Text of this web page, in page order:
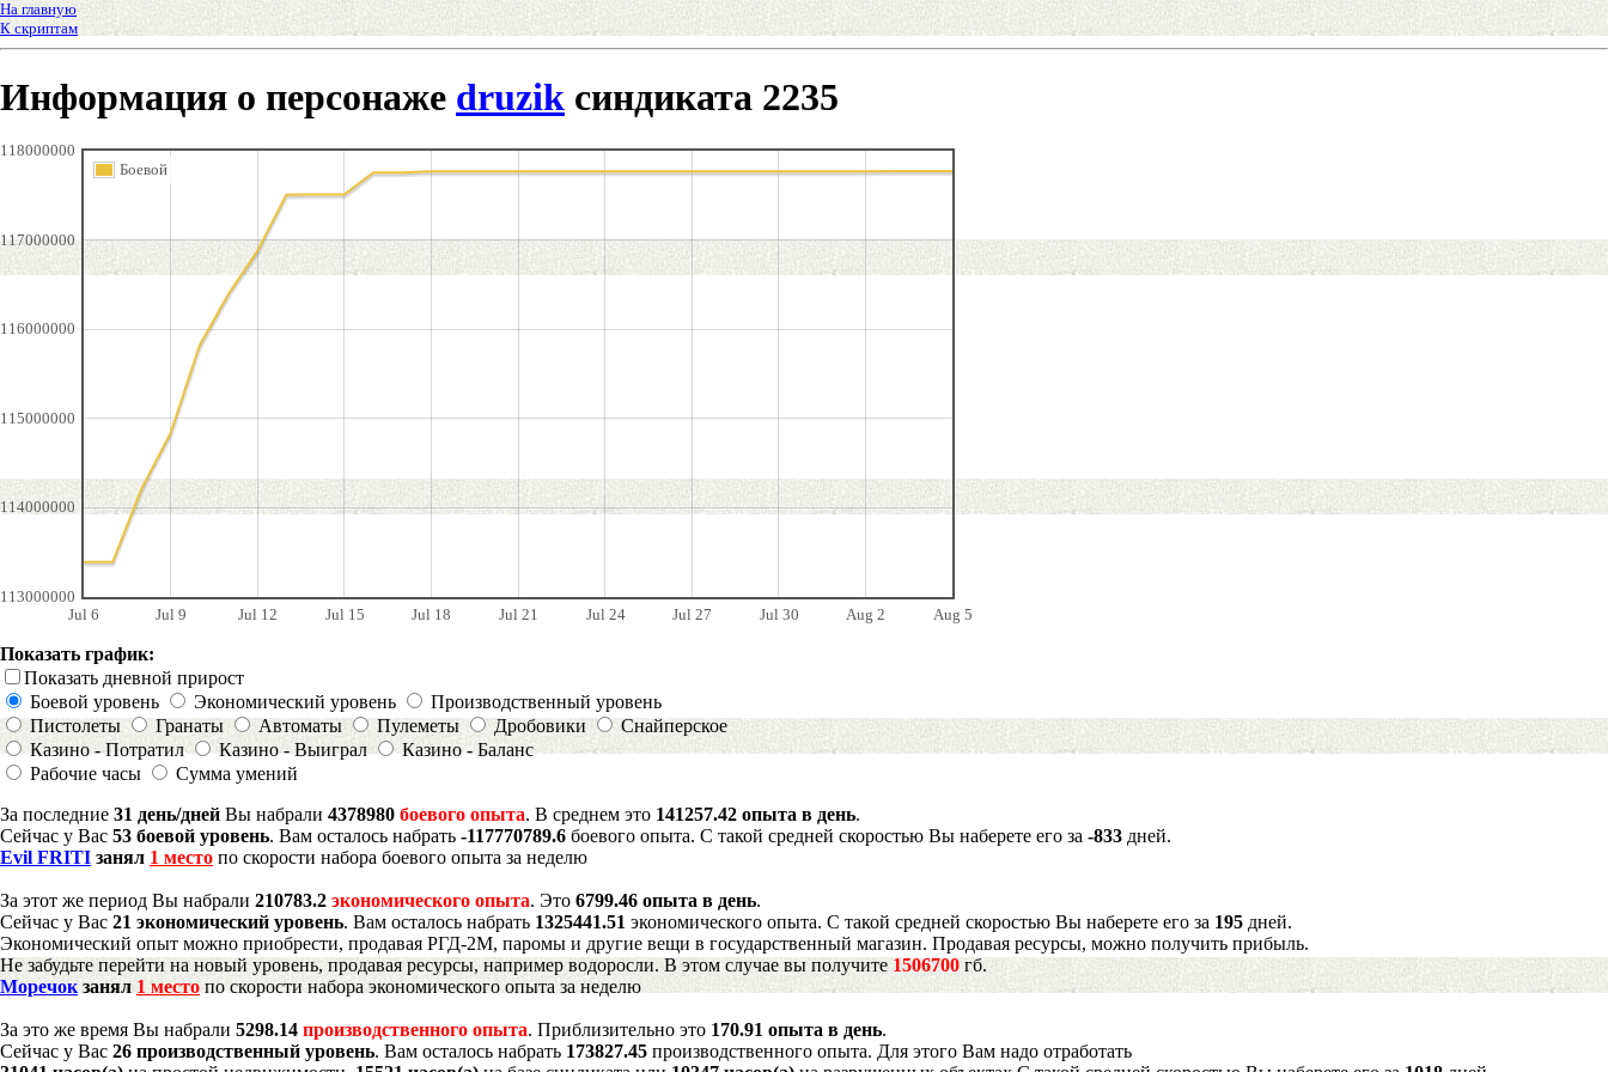
На главную
К скриптам
Информация о персонаже druzik синдиката 2235
Jul 6 Jul 9 Jul 12 Jul 15 Jul 18 Jul 21 Jul 24 Jul 27 Jul 30 Aug 2 Aug 5
113000000
114000000
115000000
116000000
117000000
118000000
Боевой
Показать график:
Показать дневной прирост
Боевой уровень
Экономический уровень
Производственный уровень
Пистолеты
Гранаты Автоматы Пулеметы Дробовики
Снайперское
Казино - Потратил
Казино - Выиграл
Казино - Баланс
Рабочие часы
Сумма умений
За последние 31 день/дней Вы набрали 4378980 боевого опыта. В среднем это 141257.42 опыта в день.
Сейчас у Вас 53 боевой уровень. Вам осталось набрать -117770789.6 боевого опыта. С такой средней скоростью Вы наберете его за -833 дней.
Evil FRITI занял 1 место по скорости набора боевого опыта за неделю
За этот же период Вы набрали 210783.2 экономического опыта. Это 6799.46 опыта в день.
Сейчас у Вас 21 экономический уровень. Вам осталось набрать 1325441.51 экономического опыта. С такой средней скоростью Вы наберете его за 195 дней.
Экономический опыт можно приобрести, продавая РГД-2М, паромы и другие вещи в государственный магазин. Продавая ресурсы, можно получить прибыль.
Не забудьте перейти на новый уровень, продавая ресурсы, например водоросли. В этом случае вы получите 1506700 гб.
Моречок занял 1 место по скорости набора экономического опыта за неделю
За это же время Вы набрали 5298.14 производственного опыта. Приблизительно это 170.91 опыта в день.
Сейчас у Вас 26 производственный уровень. Вам осталось набрать 173827.45 производственного опыта. Для этого Вам надо отработать